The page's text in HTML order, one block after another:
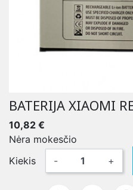
BATERIJA XIAOMI
10,82 €
Nėra mokesčio
Kiekis
- +